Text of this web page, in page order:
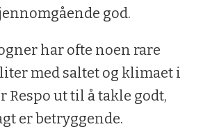
god.
har ofte noen rare
med saltet og klimaet i
Respo ut til å takle godt,
er betryggende.